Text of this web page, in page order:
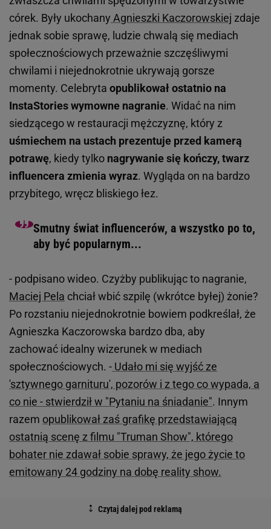
córek. Były ukochany Agnieszki Kaczorowskiej zdaje
jednak sobie sprawę, ludzie chwalą się mediach
społecznościowych przeważnie szczęśliwymi
chwilami i niejednokrotnie ukrywają gorsze
momenty. Celebryta opublikował ostatnio na
InstaStories wymowne nagranie. Widać na nim
siedzącego w restauracji mężczyznę, który z
uśmiechem na ustach prezentuje przed kamerą
potrawę, kiedy tylko nagrywanie się kończy, twarz
influencera zmienia wyraz. Wygląda on na bardzo
przybitego, wręcz bliskiego łez.
Smutny świat influencerów, a wszystko po to,
aby być popularnym...
- podpisano wideo. Czyżby publikując to nagranie,
Maciej Pela chciał wbić szpilę (wkrótce byłej) żonie?
Po rozstaniu niejednokrotnie bowiem podkreślał, że
Agnieszka Kaczorowska bardzo dba, aby
zachować idealny wizerunek w mediach
społecznościowych. - Udało mi się wyjść ze
'sztywnego garnituru', pozorów i z tego co wypada, a
co nie - stwierdził w "Pytaniu na śniadanie". Innym
razem opublikował zaś grafikę przedstawiającą
ostatnią scenę z filmu "Truman Show", którego
bohater nie zdawał sobie sprawy, że jego życie to
emitowany 24 godziny na dobę reality show.